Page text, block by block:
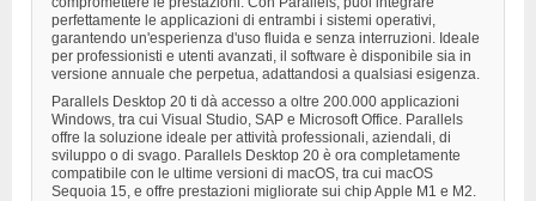
perfettamente le applicazioni di entrambi i sistemi operativi,
garantendo un'esperienza d'uso fluida e senza interruzioni. Ideale
per professionisti e utenti avanzati, il software è disponibile sia in
versione annuale che perpetua, adattandosi a qualsiasi esigenza.
Parallels Desktop 20 ti dà accesso a oltre 200.000 applicazioni
Windows, tra cui Visual Studio, SAP e Microsoft Office. Parallels
offre la soluzione ideale per attività professionali, aziendali, di
sviluppo o di svago. Parallels Desktop 20 è ora completamente
compatibile con le ultime versioni di macOS, tra cui macOS
Sequoia 15, e offre prestazioni migliorate sui chip Apple M1 e M2.